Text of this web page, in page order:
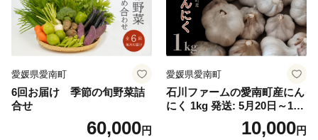
愛媛県愛南町
6回お届け 季節の旬野菜詰
合せ
60,000円
愛媛県愛南町
石川ファームの愛南町産にん
にく 1kg 発送: 5月20日～11
10,000円